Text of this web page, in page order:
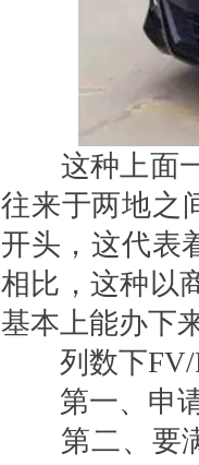
这种上面一
往来于两地之
开头，这代表
相比，这种以
基本上能办下
列数下FV/
第一、申请
第二、要满